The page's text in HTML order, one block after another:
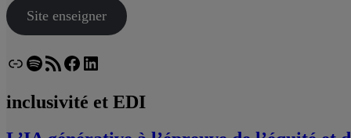
Site enseigner
LienSpotify
Flux RSSFacebook
LinkedIn
inclusivité et EDI